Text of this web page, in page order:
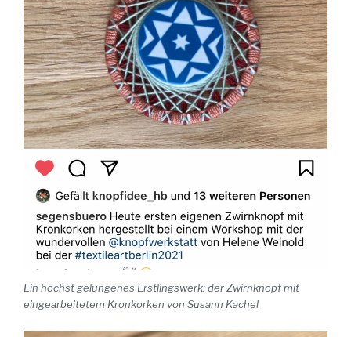
Ein höchst gelungenes Erstlingswerk: der Zwirnknopf mit
eingearbeitetem Kronkorken von Susann Kachel